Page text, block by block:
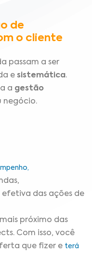
de
o cliente
passam a ser
e sistemática.
a gestão
negócio.
das ações de
próximo das
Com isso, você
que fizer e terá